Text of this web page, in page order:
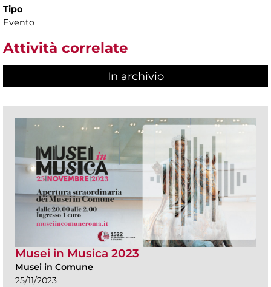
Tipo
Evento
Attività correlate
In archivio
Musei in Musica 2023
Musei in Comune
25/11/2023